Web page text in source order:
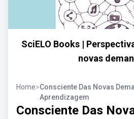
SciELO Books |
novas
Home>Consciente Das Novas
Aprendizagem
Consciente Das